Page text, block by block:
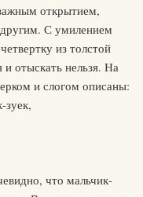
открытием,
С умилением
из толстой
отыскать нельзя. На
и слогом описаны:
зуек,
что мальчик-